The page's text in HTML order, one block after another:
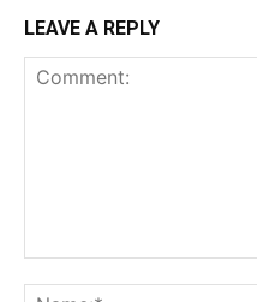
LEAVE A REPLY